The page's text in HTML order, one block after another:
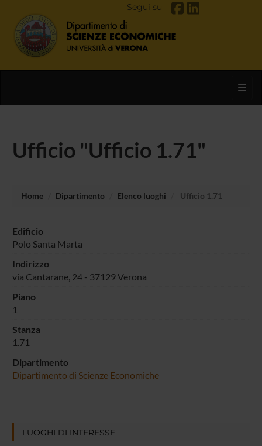
Segui su
Ufficio "Ufficio 1.71"
Home Dipartimento Elenco luoghi Ufficio 1.71
Edificio
Polo Santa Marta
Indirizzo
via Cantarane, 24 - 37129 Verona
Piano
1
Stanza
1.71
Dipartimento
Dipartimento di Scienze Economiche
LUOGHI DI INTERESSE